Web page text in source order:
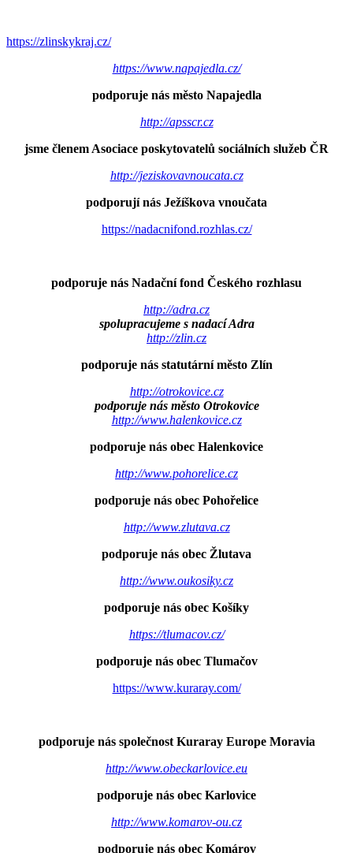
https://zlinskykraj.cz/
https://www.napajedla.cz/
podporuje nás město Napajedla
http://apsscr.cz
jsme členem Asociace poskytovatelů sociálních služeb ČR
http://jeziskovavnoucata.cz
podporují nás Ježíškova vnoučata
https://nadacnifond.rozhlas.cz/
podporuje nás Nadační fond Českého rozhlasu
http://adra.cz
spolupracujeme s nadací Adra
http://zlin.cz
podporuje nás statutární město Zlín
http://otrokovice.cz
podporuje nás město Otrokovice
http://www.halenkovice.cz
podporuje nás obec Halenkovice
http://www.pohorelice.cz
podporuje nás obec Pohořelice
http://www.zlutava.cz
podporuje nás obec Žlutava
http://www.oukosiky.cz
podporuje nás obec Košíky
https://tlumacov.cz/
podporuje nás obec Tlumačov
https://www.kuraray.com/
podporuje nás společnost Kuraray Europe Moravia
http://www.obeckarlovice.eu
podporuje nás obec Karlovice
http://www.komarov-ou.cz
podporuje nás obec Komárov